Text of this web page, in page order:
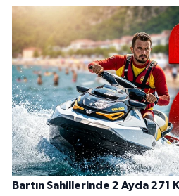
Bartın Sahillerinde 2 Ayda 271